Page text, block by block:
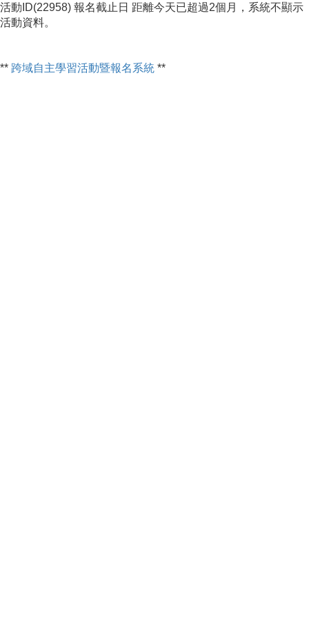
活動ID(22958) 報名截止日 距離今天已超過2個月，系統不顯示
活動資料。
** 跨域自主學習活動暨報名系統 **